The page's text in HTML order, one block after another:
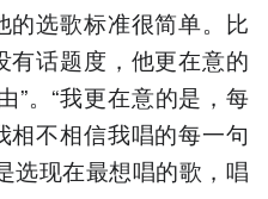
的选歌标准很简单。比
有话题度，他更在意的
”。“我更在意的是，每
相不相信我唱的每一句
选现在最想唱的歌，唱